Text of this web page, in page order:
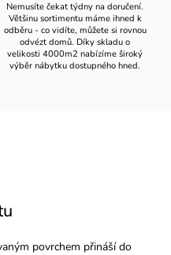
Nemusíte čekat týdny na doručení.
Většinu sortimentu máme ihned k
odběru - co vidíte, můžete si rovnou
odvézt domů. Díky skladu o
velikosti 4000m2 nabízíme široký
výběr nábytku dostupného hned.
povrchem přináší do